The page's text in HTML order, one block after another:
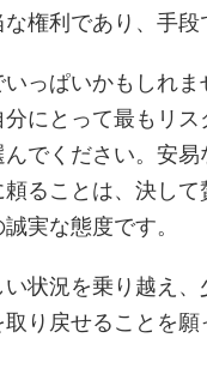
権利であり、手段
っぱいかもしれま
にとって最もリス
でください。安易
ることは、決して
実な態度です。
状況を乗り越え、
り戻せることを願